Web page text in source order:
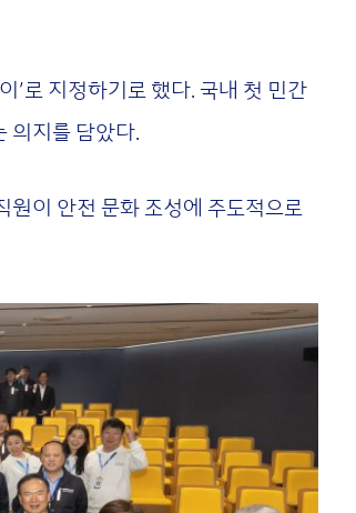
’로 지정하기로 했다. 국내 첫 민간
의지를 담았다.
이 안전 문화 조성에 주도적으로